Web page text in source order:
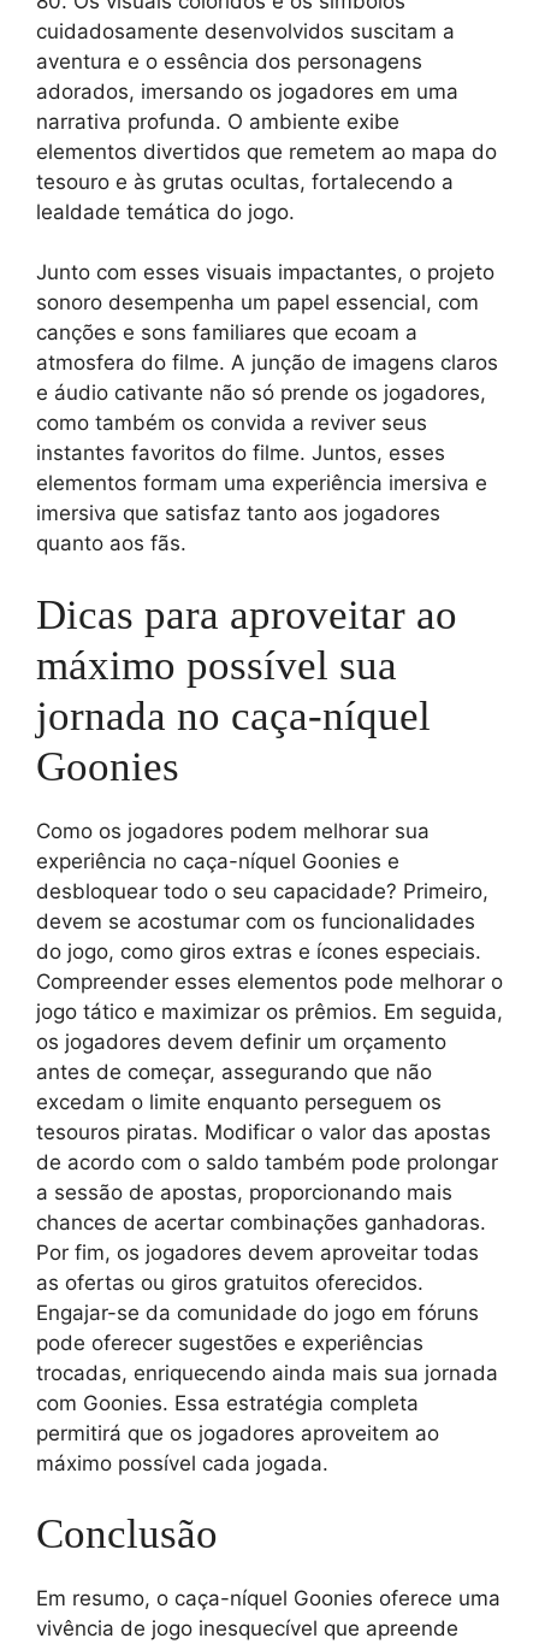
cuidadosamente desenvolvidos suscitam a
aventura e o essência dos personagens
adorados, imersando os jogadores em uma
narrativa profunda. O ambiente exibe
elementos divertidos que remetem ao mapa do
tesouro e às grutas ocultas, fortalecendo a
lealdade temática do jogo.
Junto com esses visuais impactantes, o projeto
sonoro desempenha um papel essencial, com
canções e sons familiares que ecoam a
atmosfera do filme. A junção de imagens claros
e áudio cativante não só prende os jogadores,
como também os convida a reviver seus
instantes favoritos do filme. Juntos, esses
elementos formam uma experiência imersiva e
imersiva que satisfaz tanto aos jogadores
quanto aos fãs.
Dicas para aproveitar ao
máximo possível sua
jornada no caça-níquel
Goonies
Como os jogadores podem melhorar sua
experiência no caça-níquel Goonies e
desbloquear todo o seu capacidade? Primeiro,
devem se acostumar com os funcionalidades
do jogo, como giros extras e ícones especiais.
Compreender esses elementos pode melhorar o
jogo tático e maximizar os prêmios. Em seguida,
os jogadores devem definir um orçamento
antes de começar, assegurando que não
excedam o limite enquanto perseguem os
tesouros piratas. Modificar o valor das apostas
de acordo com o saldo também pode prolongar
a sessão de apostas, proporcionando mais
chances de acertar combinações ganhadoras.
Por fim, os jogadores devem aproveitar todas
as ofertas ou giros gratuitos oferecidos.
Engajar-se da comunidade do jogo em fóruns
pode oferecer sugestões e experiências
trocadas, enriquecendo ainda mais sua jornada
com Goonies. Essa estratégia completa
permitirá que os jogadores aproveitem ao
máximo possível cada jogada.
Conclusão
Em resumo, o caça-níquel Goonies oferece uma
vivência de jogo inesquecível que apreende